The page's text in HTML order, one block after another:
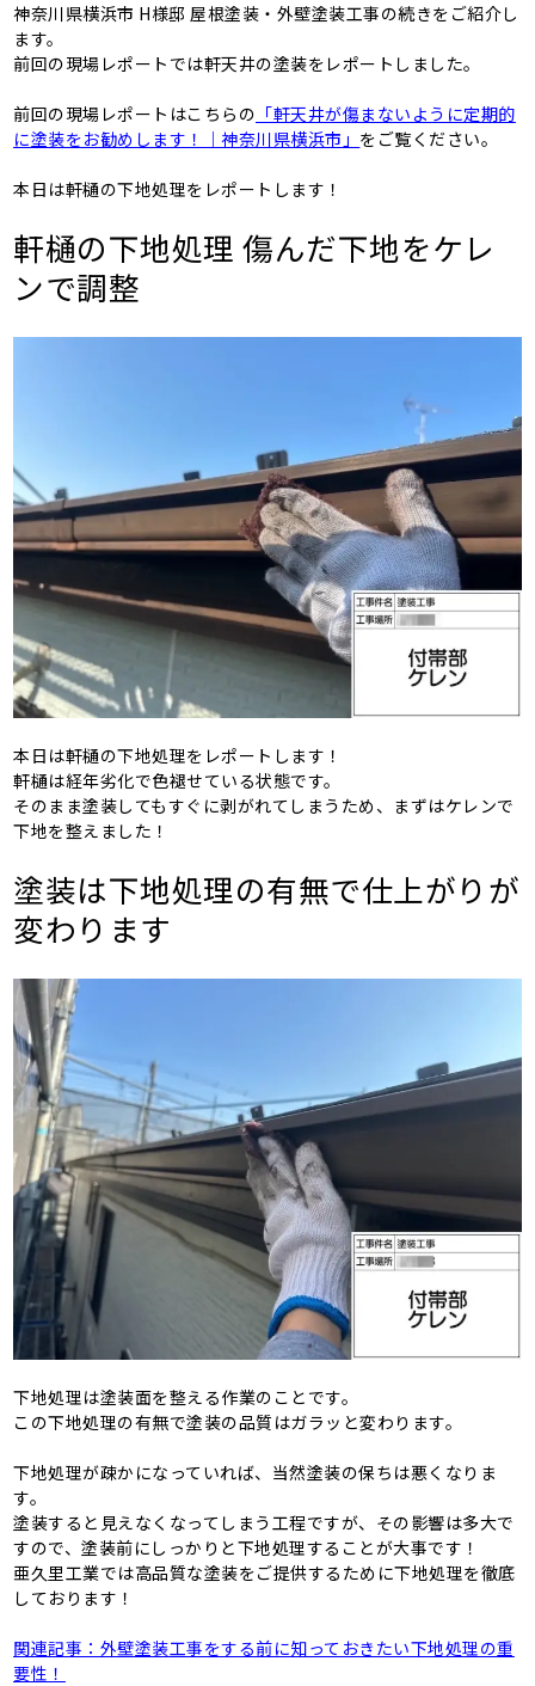
神奈川県横浜市 H様邸 屋根塗装・外壁塗装工事の続きをご紹介し
ます。
前回の現場レポートでは軒天井の塗装をレポートしました。
前回の現場レポートはこちらの 「軒天井が傷まないように定期的
に塗装をお勧めします！｜神奈川県横浜市」 をご覧ください。
本日は軒樋の下地処理をレポートします！
軒樋の下地処理 傷んだ下地をケレ
ンで調整
本日は軒樋の下地処理をレポートします！
軒樋は経年劣化で色褪せている状態です。
そのまま塗装してもすぐに剥がれてしまうため、まずはケレンで
下地を整えました！
塗装は下地処理の有無で仕上がりが
変わります
下地処理は塗装面を整える作業のことです。
この下地処理の有無で塗装の品質はガラッと変わります。
下地処理が疎かになっていれば、当然塗装の保ちは悪くなりま
す。
塗装すると見えなくなってしまう工程ですが、その影響は多大で
すので、塗装前にしっかりと下地処理することが大事です！
亜久里工業では高品質な塗装をご提供するために下地処理を徹底
しております！
関連記事：外壁塗装工事をする前に知っておきたい下地処理の重
要性！